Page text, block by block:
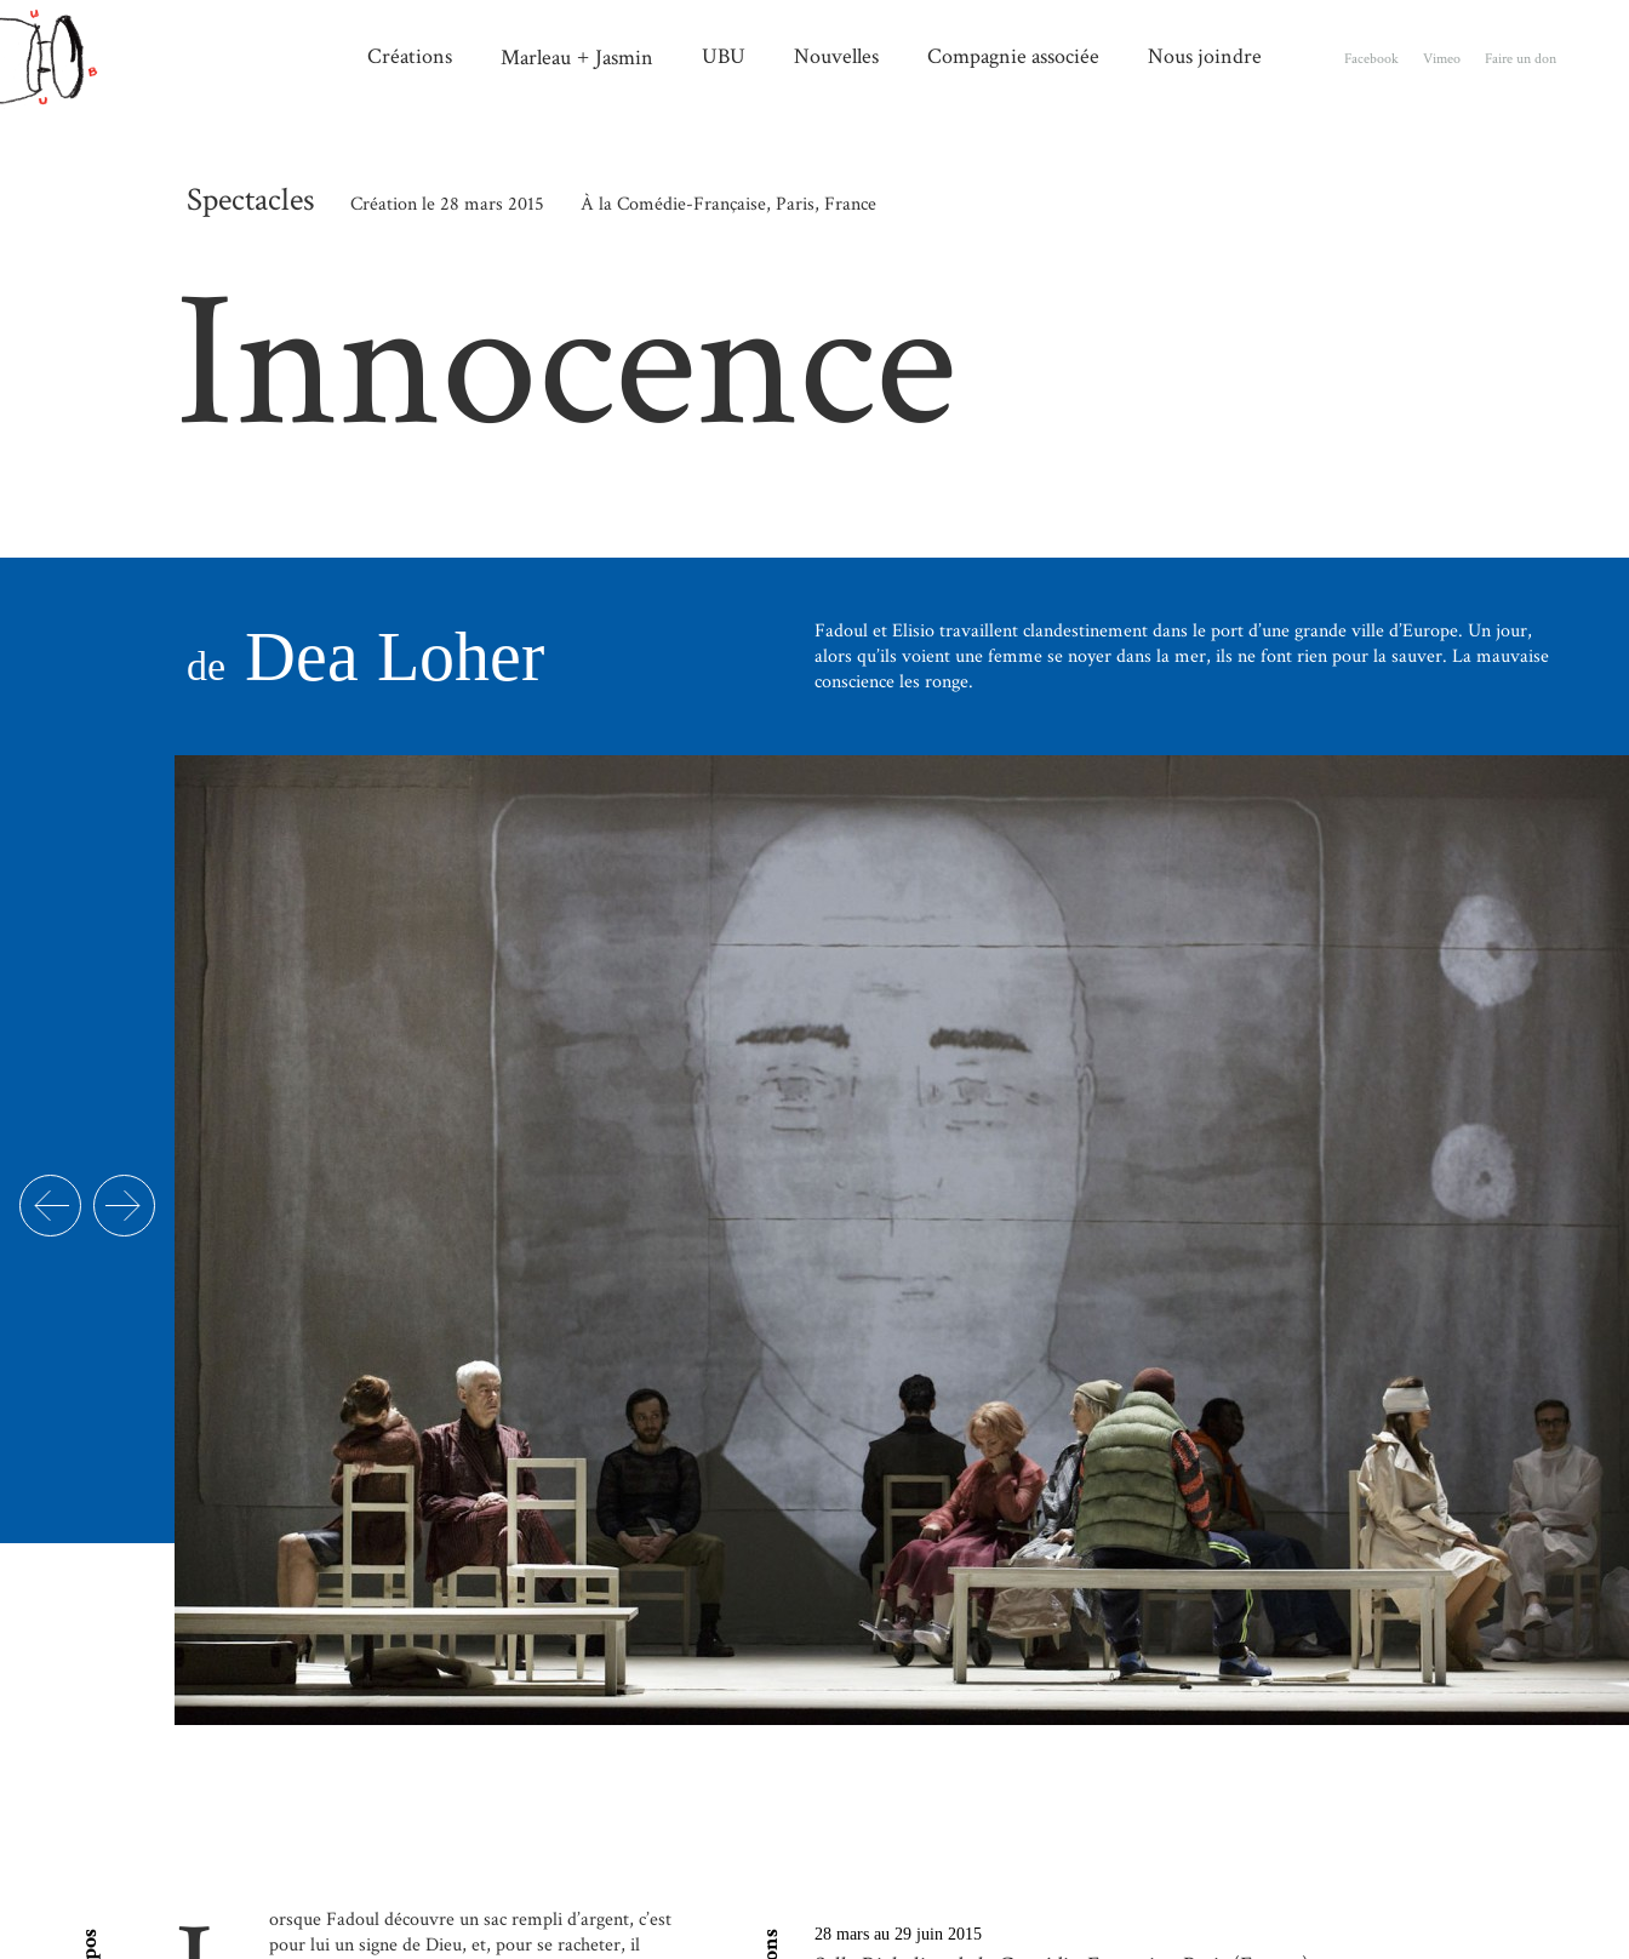
Créations Marleau + Jasmin UBU Nouvelles Compagnie associée Nous joindre Facebook Vimeo Faire un don
Spectacles Création le 28 mars 2015 À la Comédie-Française, Paris, France
Innocence
de Dea Loher
Fadoul et Elisio travaillent clandestinement dans le port d’une grande ville d’Europe. Un jour,
alors qu’ils voient une femme se noyer dans la mer, ils ne font rien pour la sauver. La mauvaise
conscience les ronge.
orsque Fadoul découvre un sac rempli d’argent, c’est
pour lui un signe de Dieu, et, pour se racheter, il
28 mars au 29 juin 2015